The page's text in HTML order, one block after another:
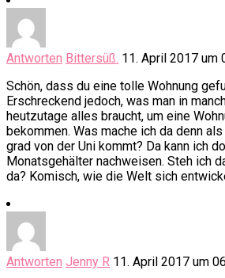
Antworten Bittersüß. 11. April 2017 um
Schön, dass du eine tolle Wohnung
Erschreckend jedoch, was man in
heutzutage alles braucht, um eine
bekommen. Was mache ich da denn
grad von der Uni kommt? Da kann ich
Monatsgehälter nachweisen. Steh ich
da? Komisch, wie die Welt sich
Antworten Jenny R 11. April 2017 um